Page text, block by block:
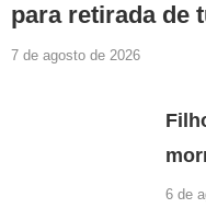
para retirada de
7 de agosto de 2026
6 de